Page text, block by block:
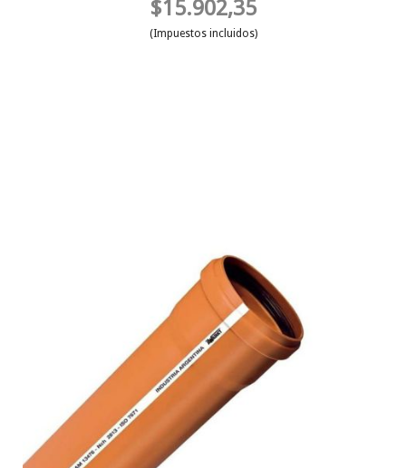
$15.902,35
(Impuestos incluidos)